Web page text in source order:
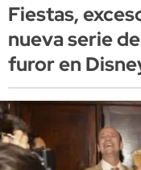
Fiestas,
nueva serie
furor en